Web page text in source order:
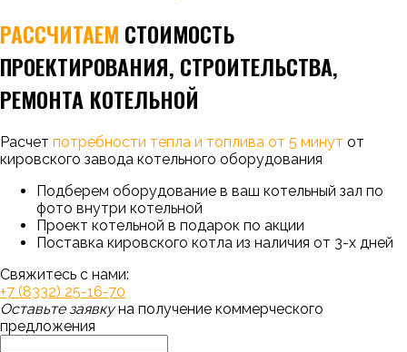
РАССЧИТАЕМ СТОИМОСТЬ
ПРОЕКТИРОВАНИЯ, СТРОИТЕЛЬСТВА,
РЕМОНТА КОТЕЛЬНОЙ
Расчет потребности тепла и топлива от 5 минут от
кировского завода котельного оборудования
Подберем оборудование в ваш котельный зал по
фото внутри котельной
Проект котельной в подарок по акции
Поставка кировского котла из наличия от 3-х дней
Свяжитесь с нами:
+7 (8332) 25-16-70
Оставьте заявкуна получение коммерческого
предложения